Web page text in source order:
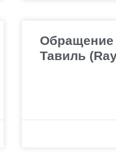
Тавиль